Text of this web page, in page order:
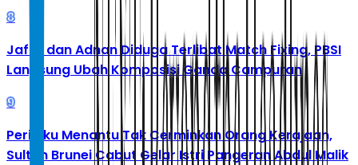
8
Jafar dan Adnan Diduga Terlibat Match Fixing, PBSI
Langsung Ubah Komposisi Ganda Campuran
9
Perilaku Menantu Tak Cerminkan Orang Kerajaan,
Sultan Brunei Cabut Gelar Istri Pangeran Abdul Malik